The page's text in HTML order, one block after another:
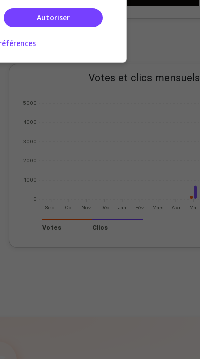
Votes et clics mensuels
0
1000
2000
3000
4000
5000
Sept Oct Nov Déc Jan Fév Mars Avr Mai
Votes Clics
Autoriser